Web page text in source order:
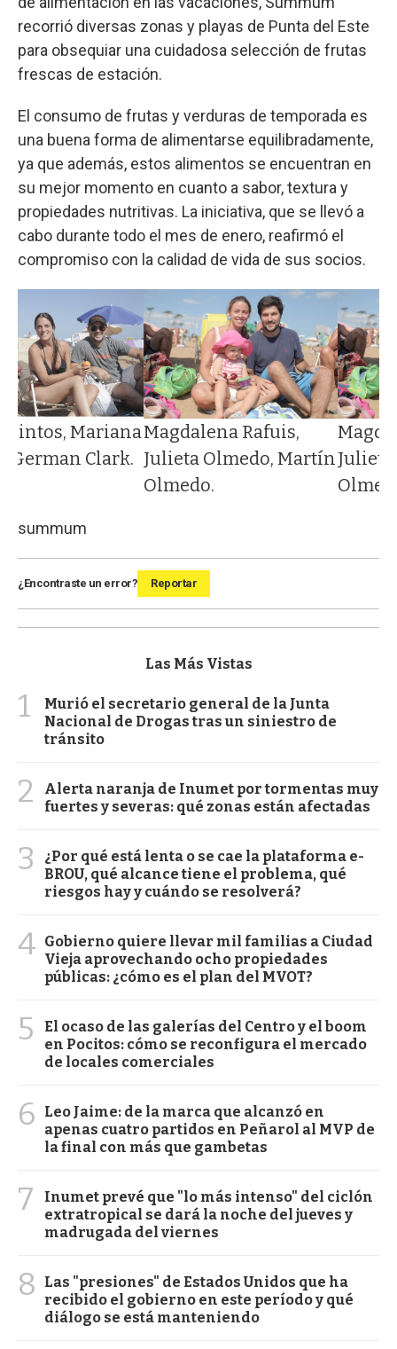
recorrió diversas zonas y playas de Punta del Este
para obsequiar una cuidadosa selección de frutas
frescas de estación.
El consumo de frutas y verduras de temporada es
una buena forma de alimentarse equilibradamente,
ya que además, estos alimentos se encuentran en
su mejor momento en cuanto a sabor, textura y
propiedades nutritivas. La iniciativa, que se llevó a
cabo durante todo el mes de enero, reafirmó el
compromiso con la calidad de vida de sus socios.
Pintos, Mariana
German Clark.
Magdalena Rafuis,
Julieta Olmedo, Martín
Olmedo.
summum
¿Encontraste un error? Reportar
Las Más Vistas
1
Murió el secretario general de la Junta
Nacional de Drogas tras un siniestro de
tránsito
2
Alerta naranja de Inumet por tormentas muy
fuertes y severas: qué zonas están afectadas
3
¿Por qué está lenta o se cae la plataforma e-
BROU, qué alcance tiene el problema, qué
riesgos hay y cuándo se resolverá?
4 Gobierno quiere llevar mil familias a Ciudad
Vieja aprovechando ocho propiedades
públicas: ¿cómo es el plan del MVOT?
5
El ocaso de las galerías del Centro y el boom
en Pocitos: cómo se reconfigura el mercado
de locales comerciales
6
Leo Jaime: de la marca que alcanzó en
apenas cuatro partidos en Peñarol al MVP de
la final con más que gambetas
7
Inumet prevé que "lo más intenso" del ciclón
extratropical se dará la noche del jueves y
madrugada del viernes
8
Las "presiones" de Estados Unidos que ha
recibido el gobierno en este período y qué
diálogo se está manteniendo